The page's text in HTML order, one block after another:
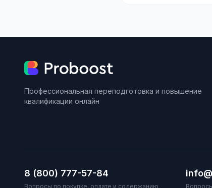
Профессиональная переподготовка и повышение
квалификации онлайн
8 (800) 777-57-84
Вопросы по покупке, оплате и содержанию